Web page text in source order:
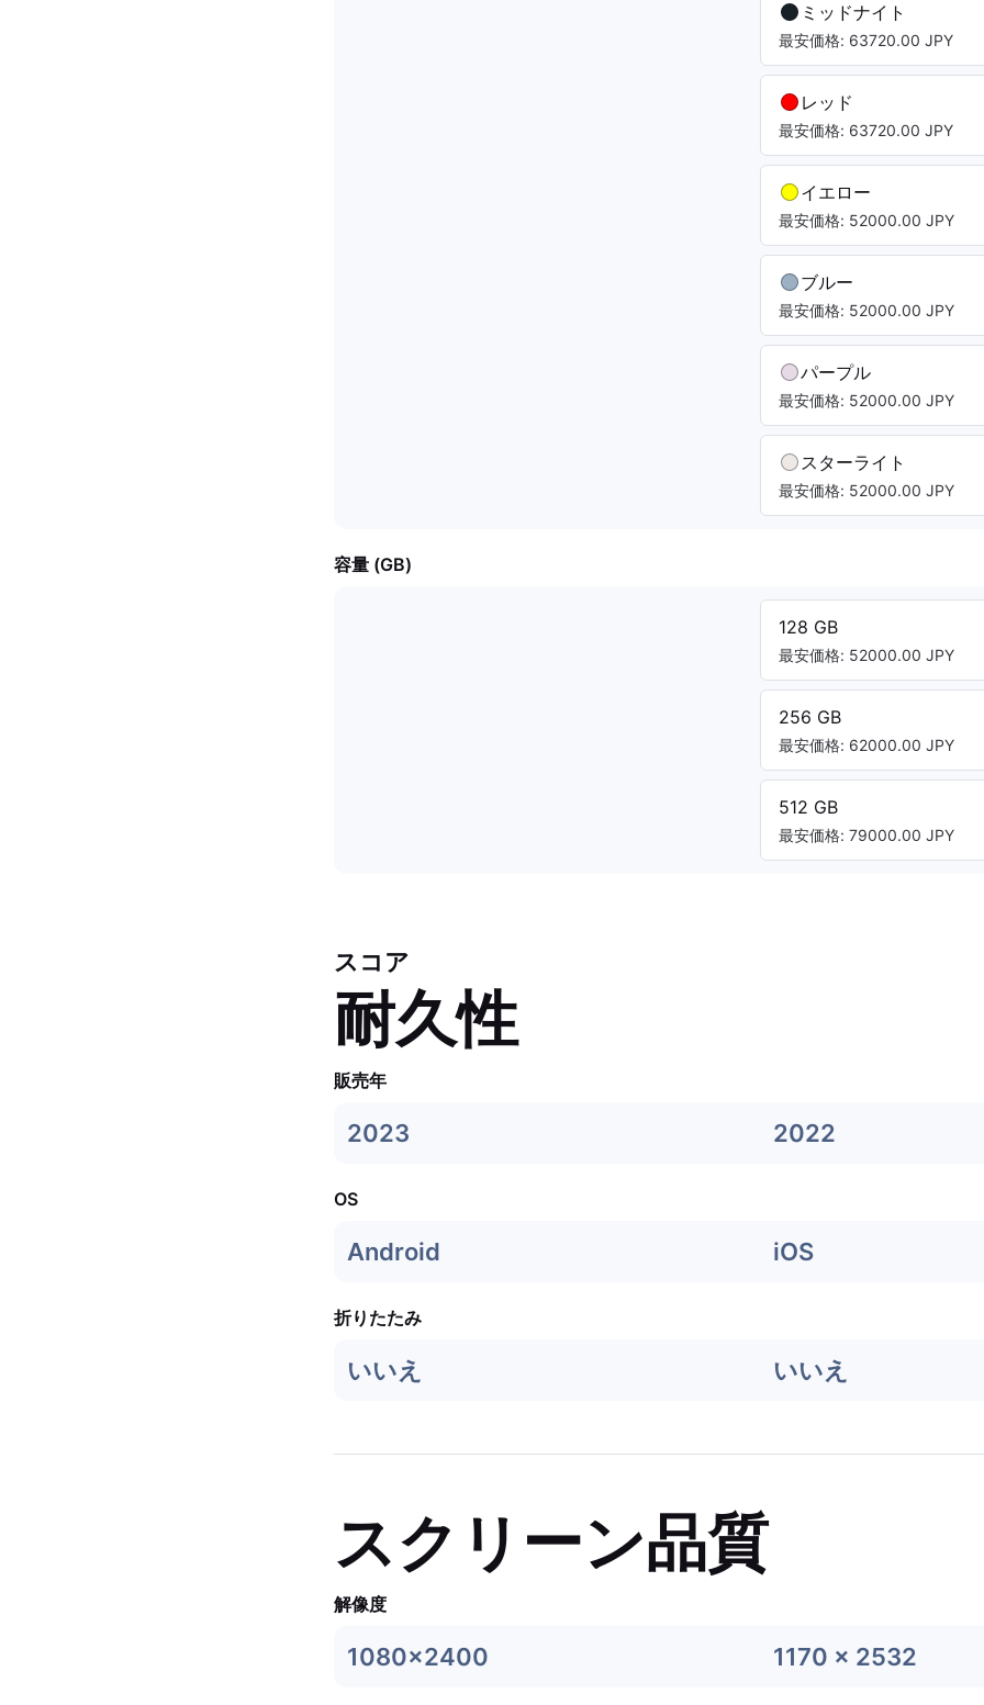
ミッドナイト
最安価格: 63720.00 JPY
レッド
最安価格: 63720.00 JPY
イエロー
最安価格: 52000.00 JPY
ブルー
最安価格: 52000.00 JPY
パープル
最安価格: 52000.00 JPY
スターライト
最安価格: 52000.00 JPY
容量 (GB)
128 GB
最安価格: 52000.00 JPY
256 GB
最安価格: 62000.00 JPY
512 GB
最安価格: 79000.00 JPY
スコア
耐久性
販売年
2023 2022
OS
Android iOS
折りたたみ
いいえ いいえ
スクリーン品質
解像度
1080x2400 1170 x 2532